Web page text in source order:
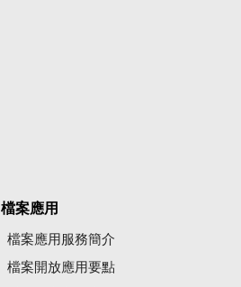
檔案應用
檔案應用服務簡介
檔案開放應用要點